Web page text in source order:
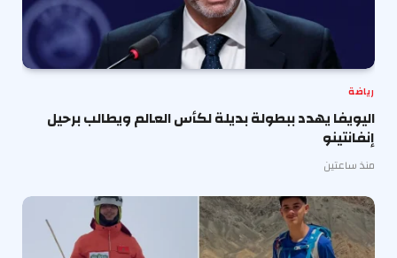
رياضة
اليويفا يهدد ببطولة بديلة لكأس العالم ويطالب برحيل
إنفانتينو
منذ ساعتين